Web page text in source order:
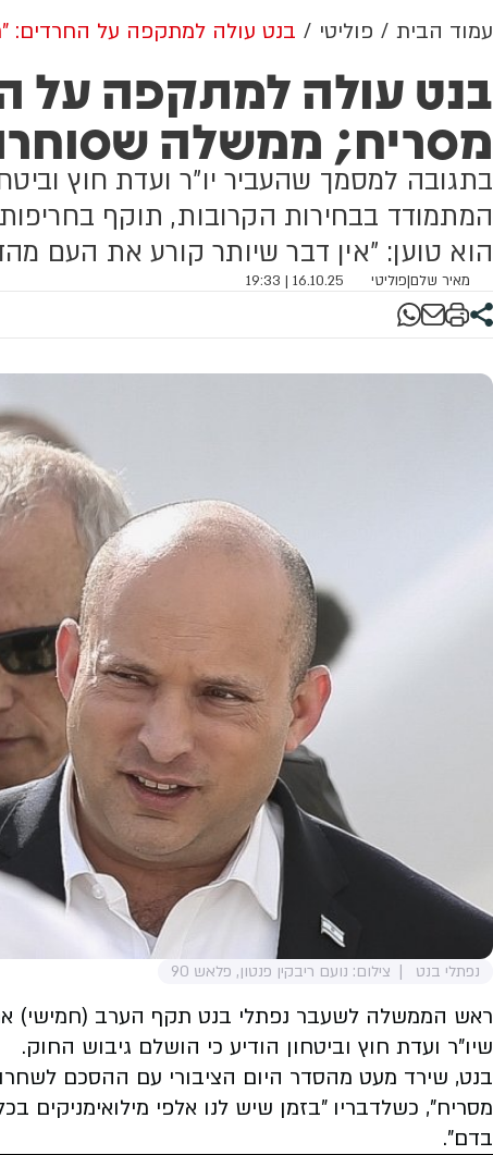
עמוד הבית פוליטי בנט עולה למתקפה על החרדים:
בנט עולה למתקפה על
מסריח; ממשלה
בתגובה למסמך שהעביר יו"ר ועדת חוץ
המתמודד בבחירות הקרובות, תוקף
הוא טוען: "אין דבר שיותר קורע את העם
מאיר שלם|פוליטי 16.10.25 | 19:33
נפתלי בנט צילום: נועם ריבקין פנטון, פלאש 90
ראש הממשלה לשעבר נפתלי בנט תקף הערב (חמישי)
שיו"ר ועדת חוץ וביטחון הודיע כי הושלם גיבוש החוק.
בנט, שירד מעט מהסדר היום הציבורי עם ההסכם
מסריח", כשלדבריו "בזמן שיש לנו אלפי
בדם".